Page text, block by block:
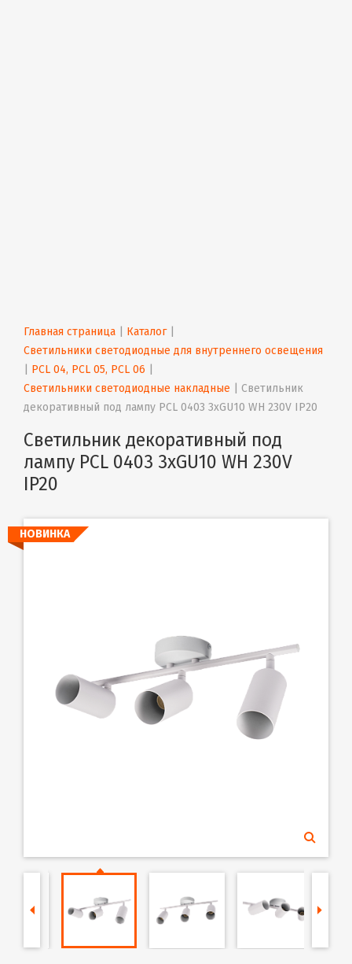
Главная страница Каталог |
Светильники светодиодные для внутреннего освещения
PCL 04, PCL 05, PCL 06
Светильники светодиодные накладные
Светильник
декоративный под лампу PCL 0403 3xGU10 WH 230V IP20
Светильник декоративный под
лампу PCL 0403 3xGU10 WH 230V
IP20
НОВИНКА